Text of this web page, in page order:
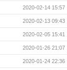
2020-02-14 15:57
2020-02-13 09:43
2020-02-05 15:41
2020-01-26 21:07
2020-01-24 22:36